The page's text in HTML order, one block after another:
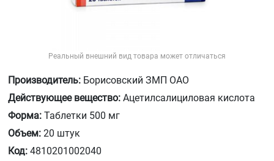
Реальный внешний вид товара может отличаться
Производитель: Борисовский ЗМП ОАО
Действующее вещество: Ацетилсалициловая кислота
Форма: Таблетки 500 мг
Объем: 20 штук
Код: 4810201002040